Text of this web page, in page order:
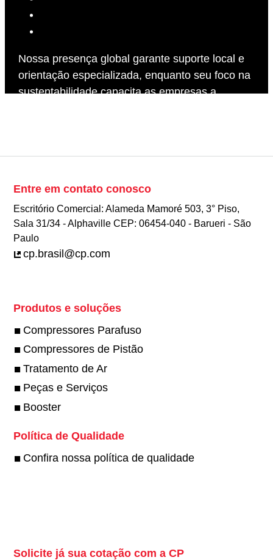
Nossa presença global garante suporte local e
orientação especializada, enquanto seu foco na
sustentabilidade capacita as empresas a
Entre em contato conosco
Escritório Comercial: Alameda Mamoré 503, 3° Piso,
Sala 31/34 - Alphaville CEP: 06454-040 - Barueri - São
Paulo
cp.brasil@cp.com
Produtos e soluções
Compressores Parafuso
Compressores de Pistão
Tratamento de Ar
Peças e Serviços
Booster
Política de Qualidade
Confira nossa política de qualidade
Solicite já sua cotação com a CP